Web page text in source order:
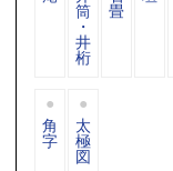
筒
・
井
桁
畳
角
字
太
極
図